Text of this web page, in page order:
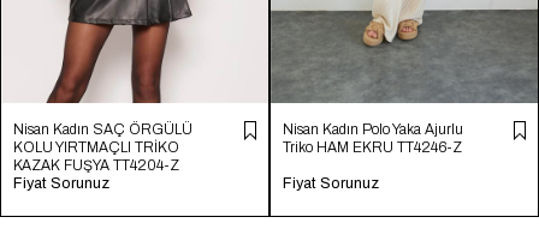
Nisan Kadın SAÇ ÖRGÜLÜ
KOLU YIRTMAÇLI TRİKO
KAZAK FUŞYA TT4204-Z
Fiyat Sorunuz
Nisan Kadın Polo Yaka Ajurlu
Triko HAM EKRU TT4246-Z
Fiyat Sorunuz